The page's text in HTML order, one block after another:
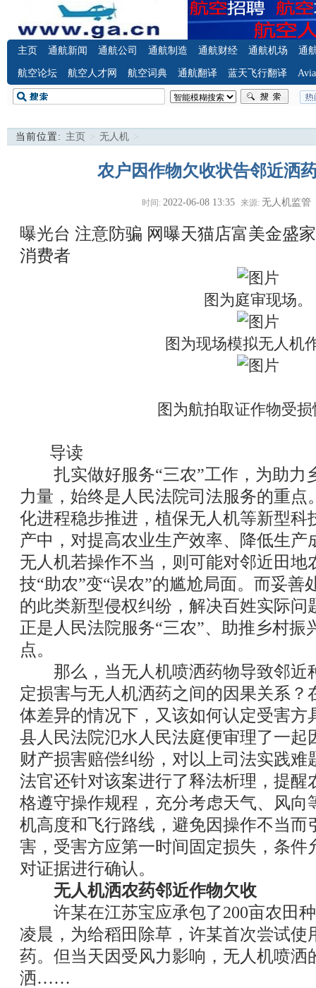
主页 通航新闻 通航公司 通航制造 通航财经 通航机场 通
航空论坛 航空人才网 航空词典 通航翻译 蓝天飞行翻译
当前位置: 主页 > 无人机 >
农户因作物欠收状告邻近洒
时间: 2022-06-08 13:35 来源: 无人机监管
曝光台 注意防骗 网曝天猫店富美金盛
消费者
图为庭审现场。
图为现场模拟无人机
图为航拍取证作物受
导读
扎实做好服务“三农”工作，为助力
力量，始终是人民法院司法服务的重点
化进程稳步推进，植保无人机等新型科
产中，对提高农业生产效率、降低生产
无人机若操作不当，则可能对邻近田地
技“助农”变“误农”的尴尬局面。而妥善
的此类新型侵权纠纷，解决百姓实际问
正是人民法院服务“三农”、助推乡村振
点。
那么，当无人机喷洒药物导致邻近
定损害与无人机洒药之间的因果关系？
体差异的情况下，又该如何认定受害方
县人民法院氾水人民法庭便审理了一起
财产损害赔偿纠纷，对以上司法实践难
法官还针对该案进行了释法析理，提醒
格遵守操作规程，充分考虑天气、风向
机高度和飞行路线，避免因操作不当而
害，受害方应第一时间固定损失，条件
对证据进行确认。
无人机洒农药邻近作物欠收
许某在江苏宝应承包了200亩农田种
凌晨，为给稻田除草，许某首次尝试使
药。但当天因受风力影响，无人机喷洒
洒……